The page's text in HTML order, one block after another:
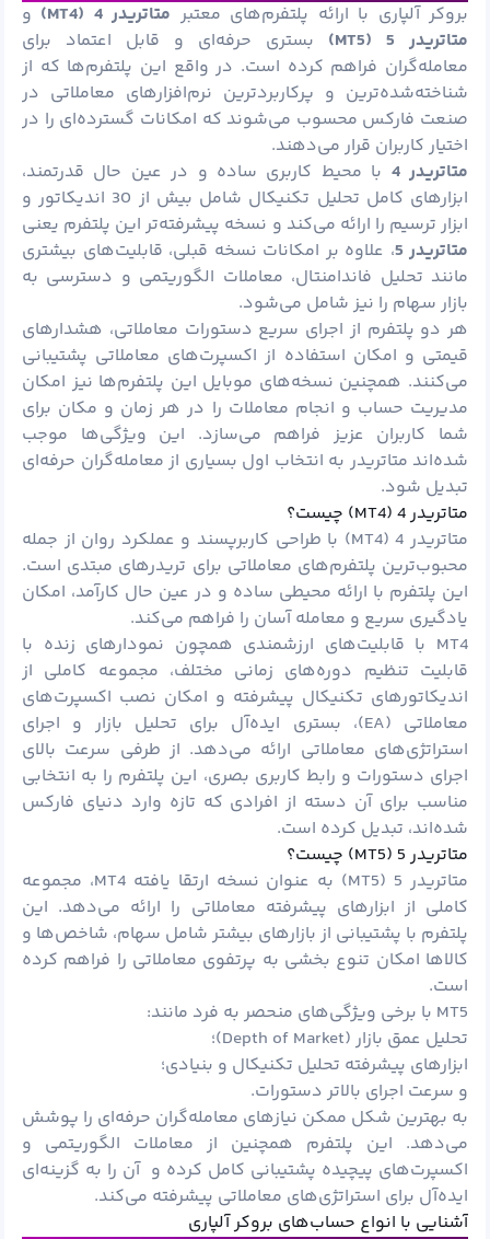
بروکر آلپاری با ارائه پلتفرم‌های معتبر متاتریدر 4 ( MT4
) و
متاتریدر 5 (
MT5
) بستری حرفه‌ای و قابل اعتماد برای
معامله‌گران فراهم کرده است. در واقع این پلتفرم‌ها که از
شناخته‌شده‌ترین و پرکاربردترین نرم‌افزارهای معاملاتی در
صنعت فارکس محسوب می‌شوند که امکانات گسترده‌ای را در
اختیار کاربران قرار می‌دهند.
متاتریدر 4
با محیط کاربری ساده و در عین حال قدرتمند،
ابزارهای کامل تحلیل تکنیکال شامل بیش از 30 اندیکاتور و
ابزار ترسیم را ارائه می‌کند و نسخه پیشرفته‌تر این پلتفرم یعنی
متاتریدر 5 ، علاوه بر امکانات نسخه قبلی، قابلیت‌های بیشتری
مانند تحلیل فاندامنتال، معاملات الگوریتمی و دسترسی به
بازار سهام را نیز شامل می‌شود.
هر دو پلتفرم از اجرای سریع دستورات معاملاتی، هشدارهای
قیمتی و امکان استفاده از اکسپرت‌های معاملاتی پشتیبانی
می‌کنند. همچنین نسخه‌های موبایل این پلتفرم‌ها نیز امکان
مدیریت حساب و انجام معاملات را در هر زمان و مکان برای
شما کاربران عزیز فراهم می‌سازد. این ویژگی‌ها موجب
شده‌اند متاتریدر به انتخاب اول بسیاری از معامله‌گران حرفه‌ای
تبدیل شود.
متاتریدر 4 (MT4) چیست؟
متاتریدر 4 (MT4) با طراحی کاربرپسند و عملکرد روان از جمله
محبوب‌ترین پلتفرم‌های معاملاتی برای تریدرهای مبتدی است.
این پلتفرم با ارائه محیطی ساده و در عین حال کارآمد، امکان
یادگیری سریع و معامله آسان را فراهم می‌کند.
MT4 با قابلیت‌های ارزشمندی همچون نمودارهای زنده با
قابلیت تنظیم دوره‌های زمانی مختلف، مجموعه کاملی از
اندیکاتورهای تکنیکال پیشرفته و امکان نصب اکسپرت‌های
معاملاتی (EA)، بستری ایده‌آل برای تحلیل بازار و اجرای
استراتژی‌های معاملاتی ارائه می‌دهد. از طرفی سرعت بالای
اجرای دستورات و رابط کاربری بصری، این پلتفرم را به انتخابی
مناسب برای آن دسته از افرادی که تازه وارد دنیای فارکس
شده‌اند، تبدیل کرده است.
متاتریدر 5 (MT5) چیست؟
متاتریدر 5 (MT5) به عنوان نسخه ارتقا یافته MT4، مجموعه
کاملی از ابزارهای پیشرفته معاملاتی را ارائه می‌دهد. این
پلتفرم با پشتیبانی از بازارهای بیشتر شامل سهام، شاخص‌ها و
کالاها امکان تنوع بخشی به پرتفوی معاملاتی را فراهم کرده
است.
MT5 با برخی ویژگی‌های منحصر به فرد مانند:
تحلیل عمق بازار (Depth of Market)؛
ابزارهای پیشرفته تحلیل تکنیکال و بنیادی؛
و سرعت اجرای بالاتر دستورات.
به بهترین شکل ممکن نیازهای معامله‌گران حرفه‌ای را پوشش
می‌دهد. این پلتفرم همچنین از معاملات الگوریتمی و
اکسپرت‌های پیچیده پشتیبانی کامل کرده و آن را به گزینه‌ای
ایده‌آل برای استراتژی‌های معاملاتی پیشرفته می‌کند.
آشنایی با انواع حساب‌های بروکر آلپاری